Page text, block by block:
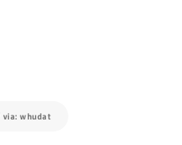
whudat